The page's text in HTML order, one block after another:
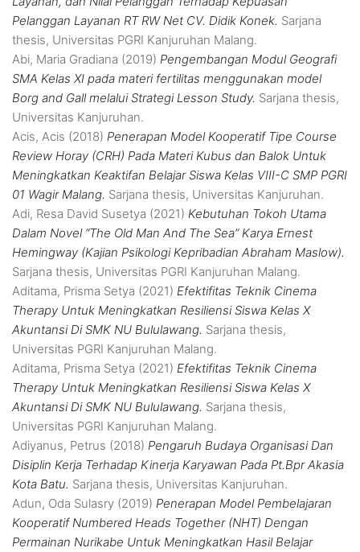
Pelanggan Layanan RT RW Net CV. Didik Konek. Sarjana
thesis, Universitas PGRI Kanjuruhan Malang.
Abi, Maria Gradiana (2019) Pengembangan Modul Geografi
SMA Kelas XI pada materi fertilitas menggunakan model
Borg and Gall melalui Strategi Lesson Study. Sarjana thesis,
Universitas Kanjuruhan.
Acis, Acis (2018) Penerapan Model Kooperatif Tipe Course
Review Horay (CRH) Pada Materi Kubus dan Balok Untuk
Meningkatkan Keaktifan Belajar Siswa Kelas VIII-C SMP PGRI
01 Wagir Malang. Sarjana thesis, Universitas Kanjuruhan.
Adi, Resa David Susetya (2021) Kebutuhan Tokoh Utama
Dalam Novel “The Old Man And The Sea” Karya Ernest
Hemingway (Kajian Psikologi Kepribadian Abraham Maslow).
Sarjana thesis, Universitas PGRI Kanjuruhan Malang.
Aditama, Prisma Setya (2021) Efektifitas Teknik Cinema
Therapy Untuk Meningkatkan Resiliensi Siswa Kelas X
Akuntansi Di SMK NU Bululawang. Sarjana thesis,
Universitas PGRI Kanjuruhan Malang.
Aditama, Prisma Setya (2021) Efektifitas Teknik Cinema
Therapy Untuk Meningkatkan Resiliensi Siswa Kelas X
Akuntansi Di SMK NU Bululawang. Sarjana thesis,
Universitas PGRI Kanjuruhan Malang.
Adiyanus, Petrus (2018) Pengaruh Budaya Organisasi Dan
Disiplin Kerja Terhadap Kinerja Karyawan Pada Pt.Bpr Akasia
Kota Batu. Sarjana thesis, Universitas Kanjuruhan.
Adun, Oda Sulasry (2019) Penerapan Model Pembelajaran
Kooperatif Numbered Heads Together (NHT) Dengan
Permainan Nurikabe Untuk Meningkatkan Hasil Belajar